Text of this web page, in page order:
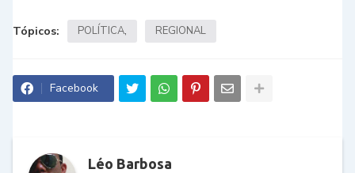
Tópicos: POLÍTICA REGIONAL
Facebook
Léo Barbosa